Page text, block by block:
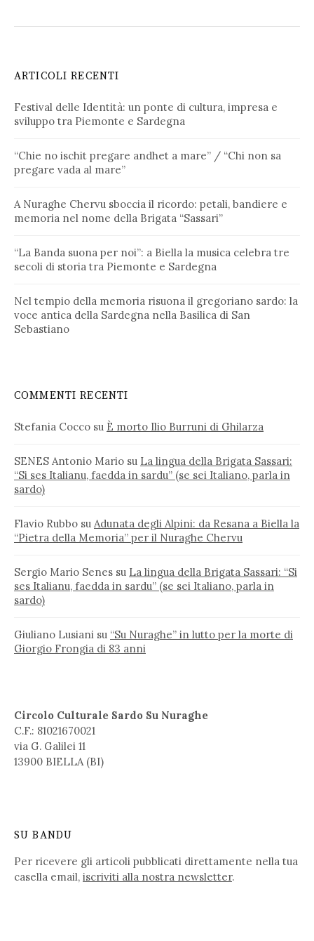
ARTICOLI RECENTI
Festival delle Identità: un ponte di cultura, impresa e
sviluppo tra Piemonte e Sardegna
“Chie no ischit pregare andhet a mare” / “Chi non sa
pregare vada al mare”
A Nuraghe Chervu sboccia il ricordo: petali, bandiere e
memoria nel nome della Brigata “Sassari”
“La Banda suona per noi”: a Biella la musica celebra tre
secoli di storia tra Piemonte e Sardegna
Nel tempio della memoria risuona il gregoriano sardo: la
voce antica della Sardegna nella Basilica di San
Sebastiano
COMMENTI RECENTI
Stefania Cocco su È morto Ilio Burruni di Ghilarza
SENES Antonio Mario su La lingua della Brigata Sassari:
“Si ses Italianu, faedda in sardu” (se sei Italiano, parla in
sardo)
Flavio Rubbo su Adunata degli Alpini: da Resana a Biella la
“Pietra della Memoria” per il Nuraghe Chervu
Sergio Mario Senes su La lingua della Brigata Sassari: “Si
ses Italianu, faedda in sardu” (se sei Italiano, parla in
sardo)
Giuliano Lusiani su “Su Nuraghe” in lutto per la morte di
Giorgio Frongia di 83 anni
Circolo Culturale Sardo Su Nuraghe
C.F.: 81021670021
via G. Galilei 11
13900 BIELLA (BI)
SU BANDU
Per ricevere gli articoli pubblicati direttamente nella tua
casella email, iscriviti alla nostra newsletter.